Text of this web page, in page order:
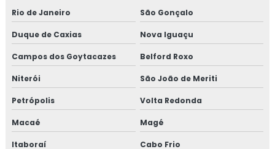
Consultoria em gestão da manutenção
Consultoria em gestão de fornecedores
Consultoria em global market
Consultoria em GMP+
Consultoria em GMP+ 2020
Rio de Janeiro São Gonçalo
Duque de Caxias Nova Iguaçu
Campos dos Goytacazes Belford Roxo
Niterói São João de Meriti
Petrópolis Volta Redonda
Macaé Magé
Itaboraí Cabo Frio